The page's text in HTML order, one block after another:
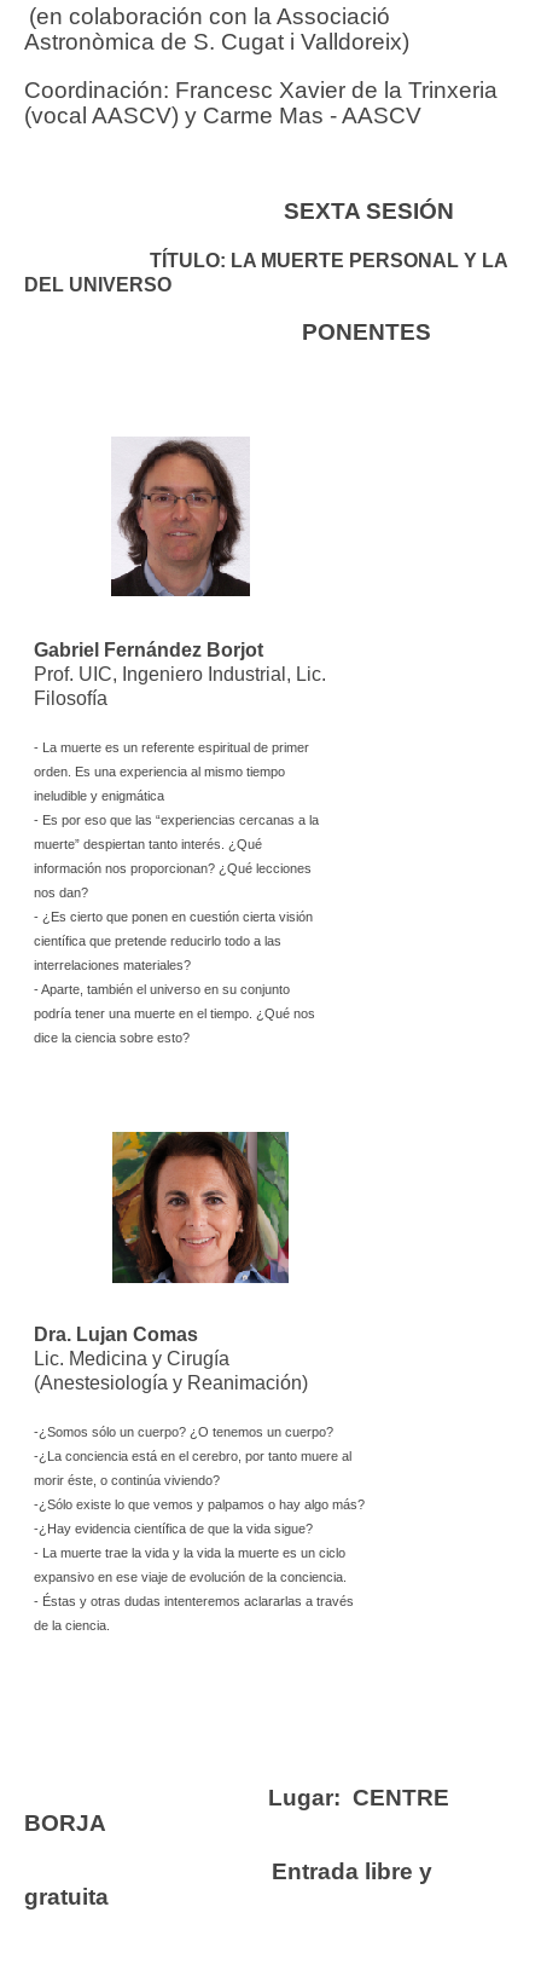
(en colaboración con la Associació
Astronòmica de S. Cugat i Valldoreix)
Coordinación: Francesc Xavier de la Trinxeria
(vocal AASCV) y Carme Mas - AASCV
SEXTA SESIÓN
TÍTULO: LA MUERTE PERSONAL Y LA
DEL UNIVERSO
PONENTES
Gabriel Fernández Borjot
Prof. UIC, Ingeniero Industrial, Lic.
Filosofía
- La muerte es un referente espiritual de primer
orden. Es una experiencia al mismo tiempo
ineludible y enigmática
- Es por eso que las “experiencias cercanas a la
muerte” despiertan tanto interés. ¿Qué
información nos proporcionan? ¿Qué lecciones
nos dan?
- ¿Es cierto que ponen en cuestión cierta visión
científica que pretende reducirlo todo a las
interrelaciones materiales?
- Aparte, también el universo en su conjunto
podría tener una muerte en el tiempo. ¿Qué nos
dice la ciencia sobre esto?
Dra. Lujan Comas
Lic. Medicina y Cirugía
(Anestesiología y Reanimación)
-¿Somos sólo un cuerpo? ¿O tenemos un cuerpo?
-¿La conciencia está en el cerebro, por tanto muere al
morir éste, o continúa viviendo?
-¿Sólo existe lo que vemos y palpamos o hay algo más?
-¿Hay evidencia científica de que la vida sigue?
- La muerte trae la vida y la vida la muerte es un ciclo
expansivo en ese viaje de evolución de la conciencia.
- Éstas y otras dudas intenteremos aclararlas a través
de la ciencia.
Lugar: CENTRE
BORJA
Entrada libre y
gratuita